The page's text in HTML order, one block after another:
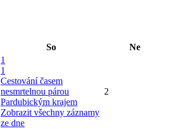
So Ne
1
1
Cestování časem
nesmrtelnou párou
Pardubickým krajem
Zobrazit všechny záznamy
ze dne
2